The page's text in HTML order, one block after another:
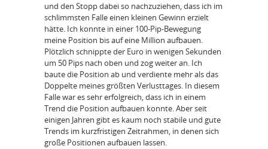
und den Stopp dabei so nachzuziehen, dass ich im
schlimmsten Falle einen kleinen Gewinn erzielt
hätte. Ich konnte in einer 100-Pip-Bewegung
meine Position bis auf eine Million aufbauen.
Plötzlich schnippte der Euro in wenigen Sekunden
um 50 Pips nach oben und zog weiter an. Ich
baute die Position ab und verdiente mehr als das
Doppelte meines größten Verlusttages. In diesem
Falle war es sehr erfolgreich, dass ich in einem
Trend die Position aufbauen konnte. Aber seit
einigen Jahren gibt es kaum noch stabile und gute
Trends im kurzfristigen Zeitrahmen, in denen sich
große Positionen aufbauen lassen.